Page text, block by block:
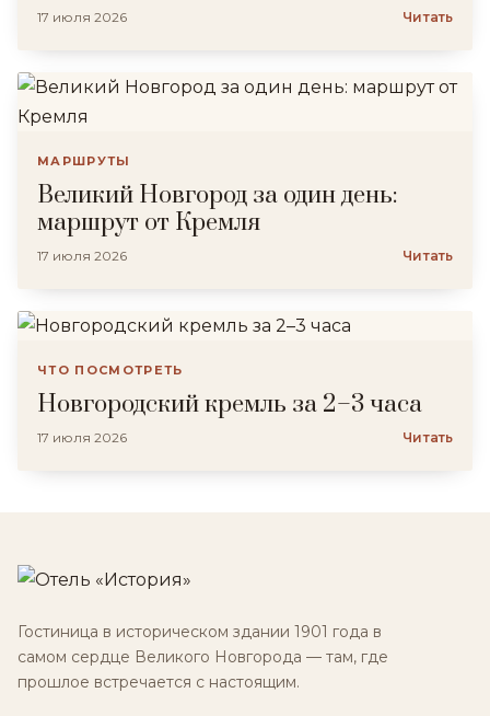
17 июля 2026 Читать
МАРШРУТЫ
Великий Новгород за один день:
маршрут от Кремля
17 июля 2026 Читать
ЧТО ПОСМОТРЕТЬ
Новгородский кремль за 2–3 часа
17 июля 2026 Читать
Гостиница в историческом здании 1901 года в
самом сердце Великого Новгорода — там, где
прошлое встречается с настоящим.